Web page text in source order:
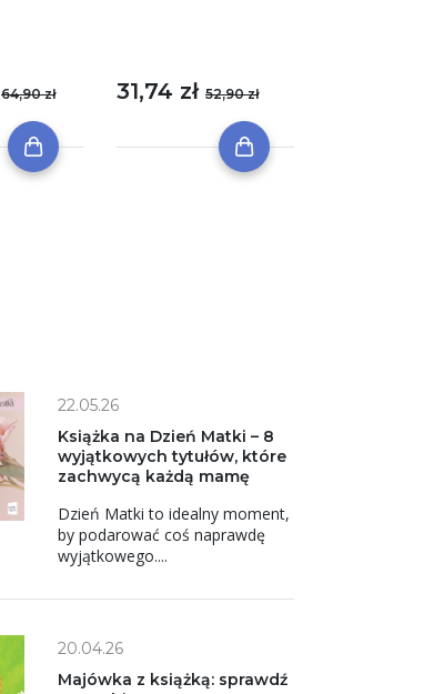
64,90 zł 31,74 zł 52,90 zł
22.05.26
Książka na Dzień Matki – 8
wyjątkowych tytułów, które
zachwycą każdą mamę
Dzień Matki to idealny moment,
by podarować coś naprawdę
wyjątkowego....
20.04.26
Majówka z książką: sprawdź